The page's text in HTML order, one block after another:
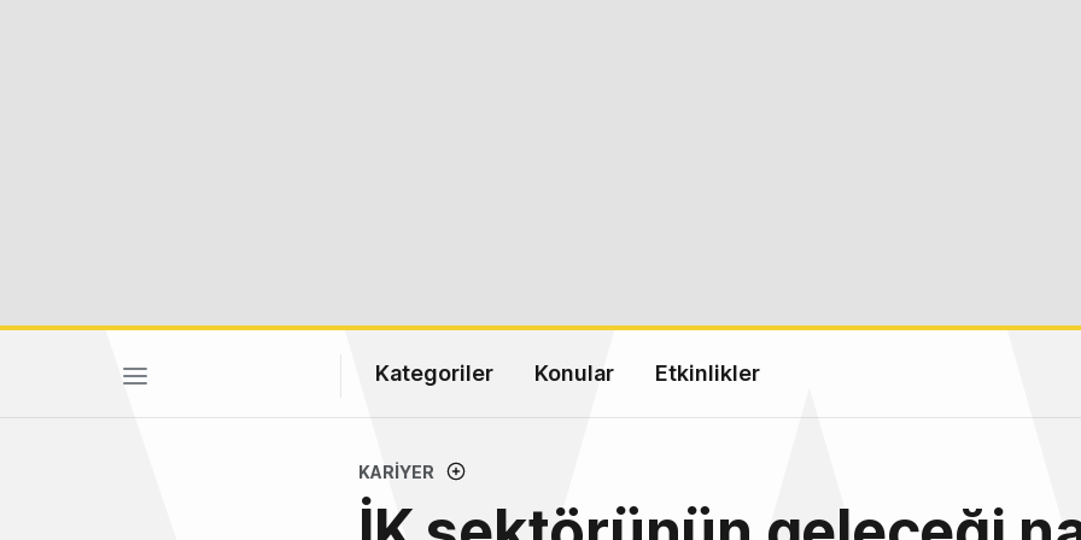
Kategoriler Konular Etkinlikler
KARIYER